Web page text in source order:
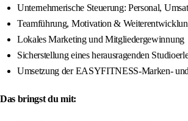
Unternehmerische Steuerung: Personal,
Teamführung, Motivation &
Lokales Marketing und Mitgliedergewinnung
Sicherstellung eines herausragenden
Umsetzung der EASYFITNESS-Marken-
Das bringst du mit: